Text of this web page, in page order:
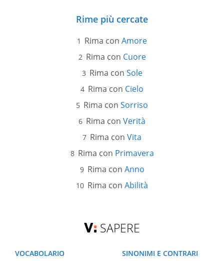
Rime più cercate
Rima con Amore
Rima con Cuore
Rima con Sole
Rima con Cielo
Rima con Sorriso
Rima con Verità
Rima con Vita
Rima con Primavera
Rima con Anno
Rima con Abilità
SAPERE
VOCABOLARIO
SINONIMI E CONTRARI